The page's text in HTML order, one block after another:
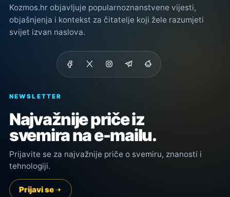
Kozmos.hr objavljuje popularnoznanstvene vijesti,
objašnjenja i kontekst za čitatelje koji žele razumjeti
svijet izvan naslova.
NEWSLETTER
Najvažnije priče iz
svemira na e-mailu.
Prijavite se za najvažnije priče o svemiru, znanosti i
tehnologiji.
Prijavi se